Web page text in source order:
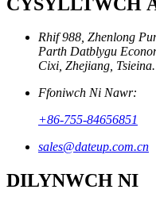
Rhif 988, Zhenlong
Parth Datblygu
Cixi, Zhejiang, Tsieina.
Ffoniwch Ni Nawr:
+86-755-84656851
sales@dateup.com.cn
DILYNWCH NI